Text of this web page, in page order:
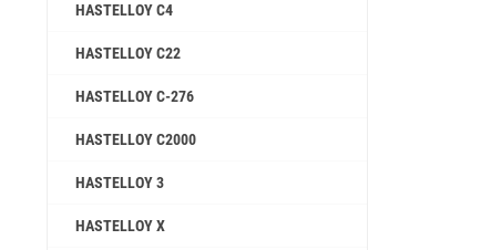
HASTELLOY C4
HASTELLOY C22
HASTELLOY C-276
HASTELLOY C2000
HASTELLOY 3
HASTELLOY X